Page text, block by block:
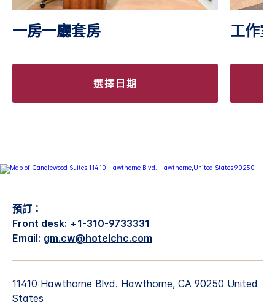
一房一廳套房
選擇日期
工作
預訂：
Front desk: +1-310-9733331
Email: gm.cw@hotelchc.com
11410 Hawthorne Blvd. Hawthorne, CA 90250 United
States